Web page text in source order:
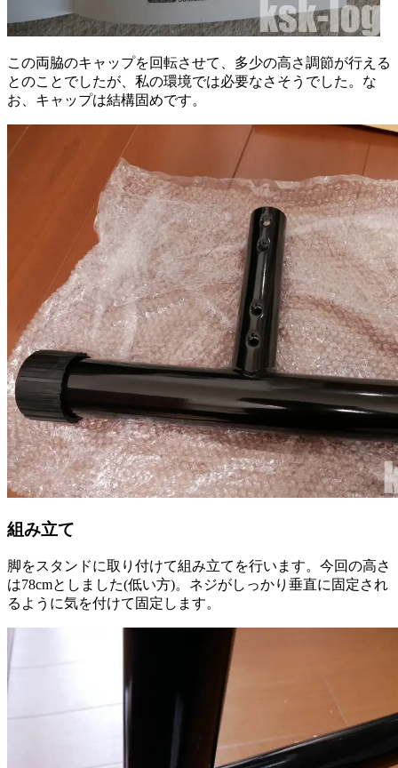
この両脇のキャップを回転させて、多少の高さ調節が行える
とのことでしたが、私の環境では必要なさそうでした。な
お、キャップは結構固めです。
組み立て
脚をスタンドに取り付けて組み立てを行います。今回の高さ
は78cmとしました(低い方)。ネジがしっかり垂直に固定され
るように気を付けて固定します。